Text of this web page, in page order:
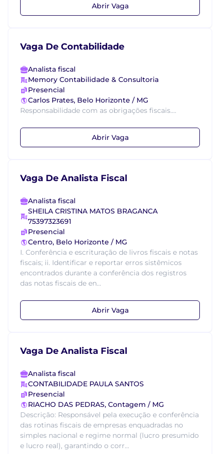
Abrir Vaga
Vaga De Contabilidade
Analista fiscal
Memory Contabilidade & Consultoria
Presencial
Carlos Prates, Belo Horizonte / MG
Responsabilidade com as obrigações fiscais....
Abrir Vaga
Vaga De Analista Fiscal
Analista fiscal
SHEILA CRISTINA MATOS BRAGANCA
75397323691
Presencial
Centro, Belo Horizonte / MG
I. Conferência e escrituração de livros fiscais e notas
fiscais; ii. Identificar e reportar erros sistêmicos
encontrados durante a conferência dos registros
das notas fiscais de en...
Abrir Vaga
Vaga De Analista Fiscal
Analista fiscal
CONTABILIDADE PAULA SANTOS
Presencial
RIACHO DAS PEDRAS, Contagem / MG
Descrição: Responsável pela execução e conferência
das rotinas fiscais de empresas enquadradas no
simples nacional e regime normal (lucro presumido
e lucro real), garantindo o corr...